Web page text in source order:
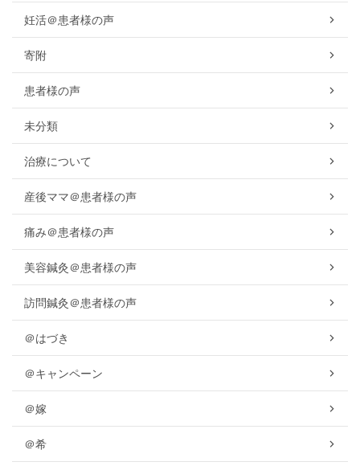
妊活＠患者様の声
寄附
患者様の声
未分類
治療について
産後ママ＠患者様の声
痛み＠患者様の声
美容鍼灸＠患者様の声
訪問鍼灸＠患者様の声
＠はづき
＠キャンペーン
＠嫁
＠希